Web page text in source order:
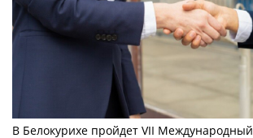
В Белокурихе пройдет VII Международный